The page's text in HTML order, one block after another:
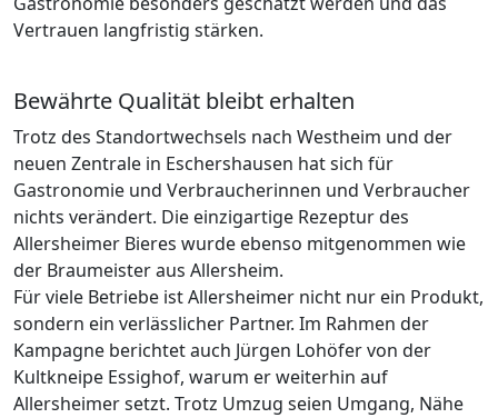
Vertrauen langfristig stärken.
Bewährte Qualität bleibt erhalten
Trotz des Standortwechsels nach Westheim und der
neuen Zentrale in Eschershausen hat sich für
Gastronomie und Verbraucherinnen und Verbraucher
nichts verändert. Die einzigartige Rezeptur des
Allersheimer Bieres wurde ebenso mitgenommen wie
der Braumeister aus Allersheim.
Für viele Betriebe ist Allersheimer nicht nur ein Produkt,
sondern ein verlässlicher Partner. Im Rahmen der
Kampagne berichtet auch Jürgen Lohöfer von der
Kultkneipe Essighof, warum er weiterhin auf
Allersheimer setzt. Trotz Umzug seien Umgang, Nähe